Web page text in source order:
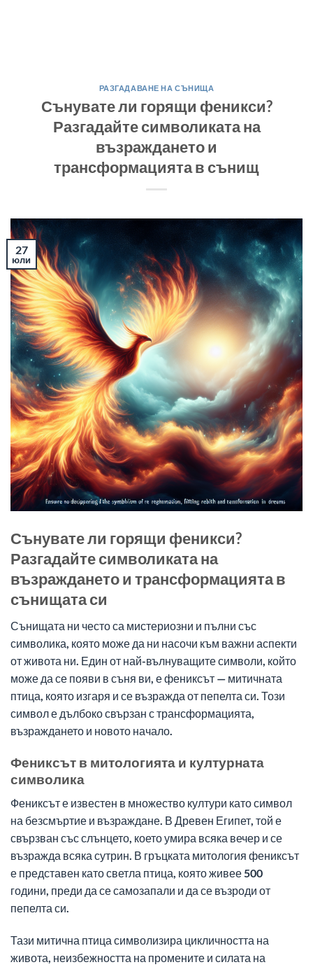
РАЗГАДАВАНЕ НА СЪНИЩА
Сънувате ли горящи феникси?
Разгадайте символиката на
възраждането и
трансформацията в сънищ
27
юли
Сънувате ли горящи феникси?
Разгадайте символиката на
възраждането и трансформацията в
сънищата си
Сънищата ни често са мистериозни и пълни със
символика, която може да ни насочи към важни аспекти
от живота ни. Един от най-вълнуващите символи, който
може да се появи в съня ви, е фениксът — митичната
птица, която изгаря и се възражда от пепелта си. Този
символ е дълбоко свързан с трансформацията,
възраждането и новото начало.
Фениксът в митологията и културната
символика
Фениксът е известен в множество култури като символ
на безсмъртие и възраждане. В Древен Египет, той е
свързван със слънцето, което умира всяка вечер и се
възражда всяка сутрин. В гръцката митология фениксът
е представен като светла птица, която живее 500
години, преди да се самозапали и да се възроди от
пепелта си.
Тази митична птица символизира цикличността на
живота, неизбежността на промените и силата на